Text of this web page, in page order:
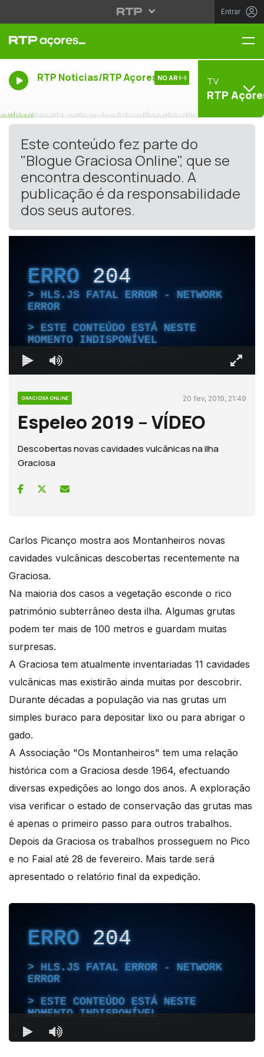
Entrar
RTP Noticias/RTP Açores NO AR TV
RTP
Este conteúdo fez parte do
"Blogue Graciosa Online", que se
encontra descontinuado. A
publicação é da responsabilidade
dos seus autores.
ERRO204
HLS.JS FATAL ERROR - NETWORK
ERROR
ESTE CONTEÚDO ESTÁ NESTE
MOMENTO INDISPONÍVEL
GRACIOSA ONLINE 20 fev, 2019, 21:49
Espeleo 2019 – VÍDEO
Descobertas novas cavidades vulcânicas na ilha
Graciosa
Carlos Picanço mostra aos Montanheiros novas
cavidades vulcânicas descobertas recentemente na
Graciosa.
Na maioria dos casos a vegetação esconde o rico
património subterrâneo desta ilha. Algumas grutas
podem ter mais de 100 metros e guardam muitas
surpresas.
A Graciosa tem atualmente inventariadas 11 cavidades
vulcânicas mas existirão ainda muitas por descobrir.
Durante décadas a população via nas grutas um
simples buraco para depositar lixo ou para abrigar o
gado.
A Associação "Os Montanheiros" tem uma relação
histórica com a Graciosa desde 1964, efectuando
diversas expedições ao longo dos anos. A exploração
visa verificar o estado de conservação das grutas mas
é apenas o primeiro passo para outros trabalhos.
Depois da Graciosa os trabalhos prosseguem no Pico
e no Faial até 28 de fevereiro. Mais tarde será
apresentado o relatório final da expedição.